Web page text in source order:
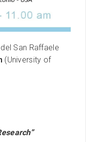
San Raffaele
(University of